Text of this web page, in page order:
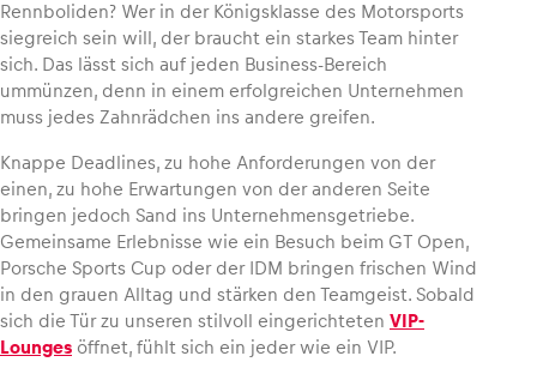
Fahrzeug
Alle anzeigen
Business
Alle anzeigen
Rennboliden? Wer in der Königsklasse des Motorsports
siegreich sein will, der braucht ein starkes Team hinter
sich. Das lässt sich auf jeden Business-Bereich
ummünzen, denn in einem erfolgreichen Unternehmen
muss jedes Zahnrädchen ins andere greifen.
Knappe Deadlines, zu hohe Anforderungen von der
einen, zu hohe Erwartungen von der anderen Seite
bringen jedoch Sand ins Unternehmensgetriebe.
Gemeinsame Erlebnisse wie ein Besuch beim GT Open,
Porsche Sports Cup oder der IDM bringen frischen Wind
in den grauen Alltag und stärken den Teamgeist. Sobald
sich die Tür zu unseren stilvoll eingerichteten VIP-
Lounges öffnet, fühlt sich ein jeder wie ein VIP.